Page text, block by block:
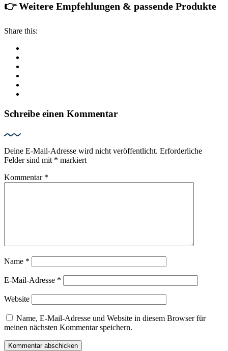
👉 Weitere Empfehlungen & passende Produkte
Share this:
Schreibe einen Kommentar
Deine E-Mail-Adresse wird nicht veröffentlicht. Erforderliche
Felder sind mit * markiert
Kommentar *
Name *
E-Mail-Adresse *
Website
Name, E-Mail-Adresse und Website in diesem Browser für
meinen nächsten Kommentar speichern.